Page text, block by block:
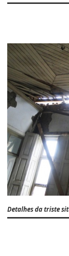
Detalhes da triste